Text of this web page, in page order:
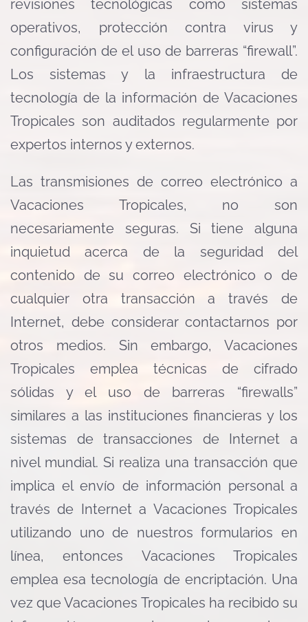
revisiones tecnológicas como sistemas
operativos, protección contra virus y
configuración de el uso de barreras “firewall”.
Los sistemas y la infraestructura de
tecnología de la información de Vacaciones
Tropicales son auditados regularmente por
expertos internos y externos.
Las transmisiones de correo electrónico a
Vacaciones Tropicales, no son
necesariamente seguras. Si tiene alguna
inquietud acerca de la seguridad del
contenido de su correo electrónico o de
cualquier otra transacción a través de
Internet, debe considerar contactarnos por
otros medios. Sin embargo, Vacaciones
Tropicales emplea técnicas de cifrado
sólidas y el uso de barreras “firewalls”
similares a las instituciones financieras y los
sistemas de transacciones de Internet a
nivel mundial. Si realiza una transacción que
implica el envío de información personal a
través de Internet a Vacaciones Tropicales
utilizando uno de nuestros formularios en
línea, entonces Vacaciones Tropicales
emplea esa tecnología de encriptación. Una
vez que Vacaciones Tropicales ha recibido su